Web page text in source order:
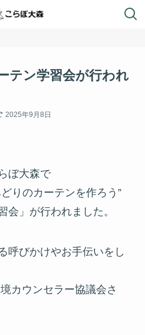
テン学習会が行われ
2025年9月8日
ぼ大森で
りのカーテンを作ろう”
会」が行われました。
呼びかけやお手伝いをし
カウンセラー協議会さ